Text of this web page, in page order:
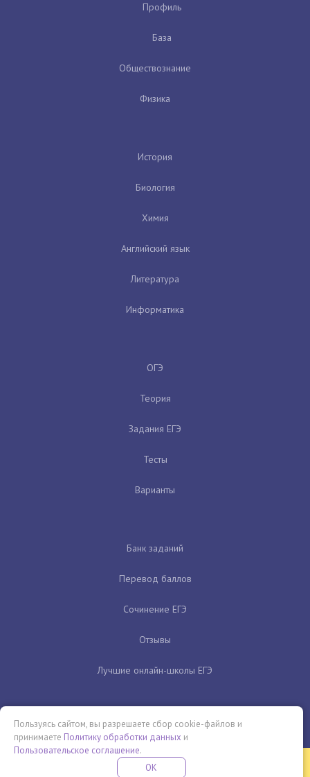
Профиль
База
Обществознание
Физика
История
Биология
Химия
Английский язык
Литература
Информатика
ОГЭ
Теория
Задания ЕГЭ
Тесты
Варианты
Банк заданий
Перевод баллов
Сочинение ЕГЭ
Отзывы
Лучшие онлайн-школы ЕГЭ
Бесплатная летняя школа
Пользуясь сайтом, вы разрешаете сбор cookie-файлов и
принимаете Политику обработки данных и
Пользовательское соглашение.
OK